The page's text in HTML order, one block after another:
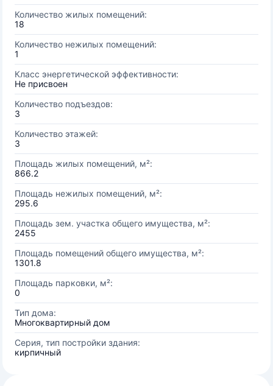
Количество жилых помещений:
18
Количество нежилых помещений:
1
Класс энергетической эффективности:
Не присвоен
Количество подъездов:
3
Количество этажей:
3
Площадь жилых помещений, м²:
866.2
Площадь нежилых помещений, м²:
295.6
Площадь зем. участка общего имущества, м²:
2455
Площадь помещений общего имущества, м²:
1301.8
Площадь парковки, м²:
0
Тип дома:
Многоквартирный дом
Серия, тип постройки здания:
кирпичный